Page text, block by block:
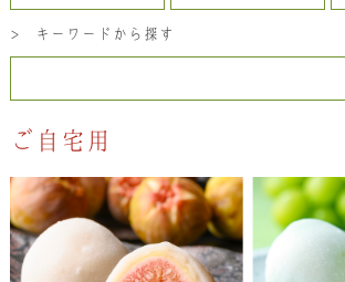
お問い合わせ
〒761-0101 香川県高松市春日町214
> キーワードから探す
ご自宅用